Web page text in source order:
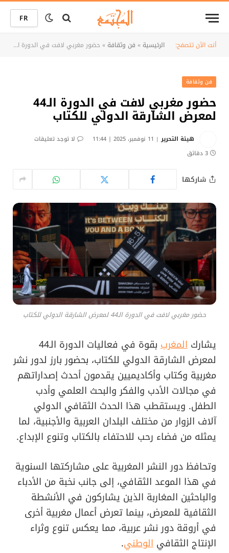
FR
أنت الآن تتصفح: الرئيسية» فن وثقافة» حضور مغربي لافت في الدورة الـ44 لمعرض الشارقة الدولي للكتاب
فن وثقافة
حضور مغربي لافت في الدورة الـ44
لمعرض الشارقة الدولي للكتاب
هيئة التحرير 11 نوفمبر، 2025 | 11:44
لا توجد تعليقات
3 دقائق
شاركها
حضور مغربي لافت في الدورة الـ44 لمعرض الشارقة الدولي للكتاب
يشارك المغرب
بقوة في فعاليات الدورة الـ44
لمعرض الشارقة الدولي للكتاب، بحضور بارز لدور نشر
مغربية وكتاب وأكاديميين يقدمون أحدث إصداراتهم
في مجالات الأدب والفكر والبحث العلمي وأدب
الطفل. ويستقطب هذا الحدث الثقافي الدولي
آلاف الزوار من مختلف البلدان العربية والأجنبية، لما
يمثله من فضاء رحب للاحتفاء بالكتاب وتنوع الإبداع.
وتحافظ دور النشر المغربية على مشاركتها السنوية
في هذا الموعد الثقافي، إلى جانب نخبة من الأدباء
والباحثين المغاربة الذين يشاركون في الأنشطة
الثقافية للمعرض، بينما تعرض أعمال مغربية أخرى
في أروقة دور نشر عربية، مما يعكس تنوع وثراء
الإنتاج الثقافي الوطني.